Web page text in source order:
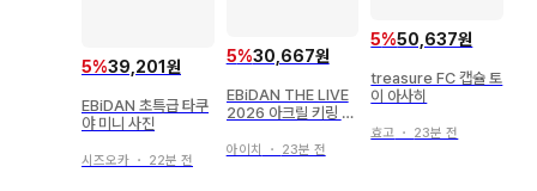
5%39,201원
EBiDAN 초특급 타쿠
야 미니 사진
시즈오카 ・ 22분 전
5%30,667원
EBiDAN THE LIVE
2026 아크릴 키링 야
가능
아이치 ・ 23분 전
5%50,637원
treasure FC 캡슐 토
이 아사히
효고 ・ 23분 전